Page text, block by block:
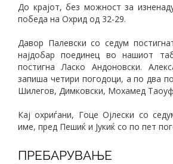
До крајот, без можност за
победа на Охрид од 32-29.
Давор Палевски со седум
најдобар поединец во нашиот
постигна Ласко Андоновски.
запиша четири погодоци, а по два
Шилегов, Димковски, Мохамед
Кај охриѓани, Гоце Ојлески со
име, пред Пешиќ и Јукиќ со по пет
ПРЕБАРУВАЊЕ